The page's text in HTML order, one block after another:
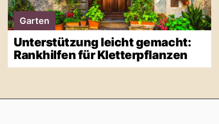
Garten
Unterstützung leicht gemacht:
Rankhilfen für Kletterpflanzen